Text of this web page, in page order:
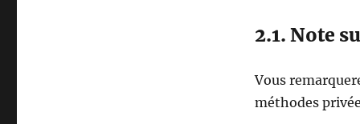
2.1. Note
Vous
méthodes